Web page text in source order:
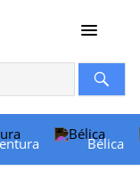
Bélica